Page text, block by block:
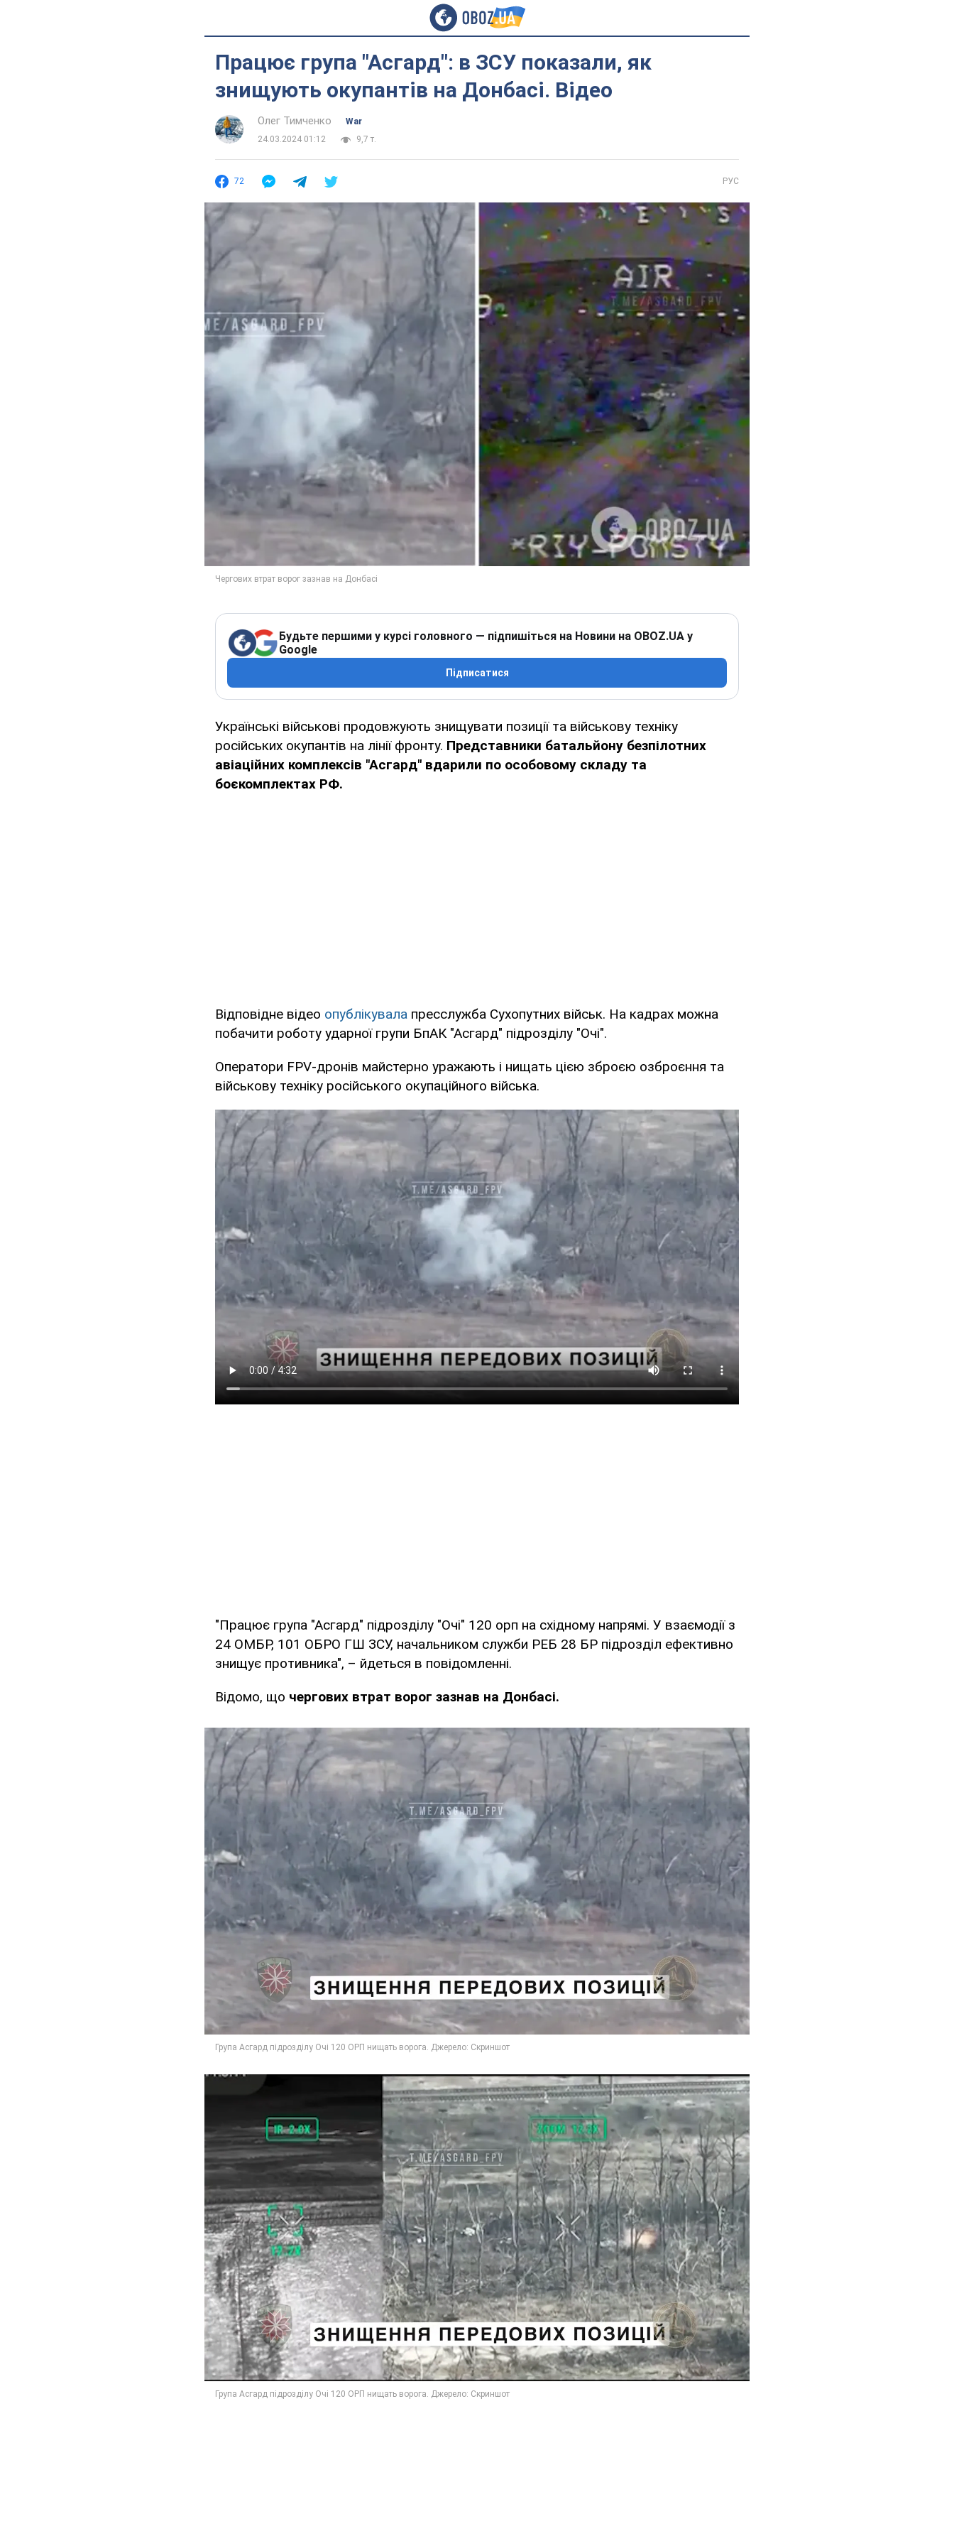
Працює група "Асгард": в ЗСУ показали, як
знищують окупантів на Донбасі. Відео
Олег Тимченко
War
24.03.2024 01:12
9,7 т.
72 РУС
Будьте першими у курсі головного — підпишіться на Новини на OBOZ.UA у
Google
Підписатися
Українські військові продовжують знищувати позиції та військову техніку
російських окупантів на лінії фронту. Представники батальйону безпілотних
авіаційних комплексів "Асгард" вдарили по особовому складу та
боєкомплектах РФ.
Відповідне відео опублікувала пресслужба Сухопутних військ. На кадрах можна
побачити роботу ударної групи БпАК "Асгард" підрозділу "Очі".
Оператори FPV-дронів майстерно уражають і нищать цією зброєю озброєння та
військову техніку російського окупаційного війська.
"Працює група "Асгард" підрозділу "Очі" 120 орп на східному напрямі. У взаємодії з
24 ОМБР, 101 ОБРО ГШ ЗСУ, начальником служби РЕБ 28 БР підрозділ ефективно
знищує противника", – йдеться в повідомленні.
Відомо, що чергових втрат ворог зазнав на Донбасі.